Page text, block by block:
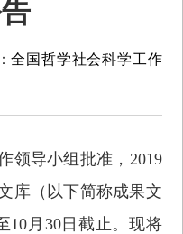
全国哲学社会科学工作
领导小组批准，2019
库（以下简称成果文
10月30日截止。现将